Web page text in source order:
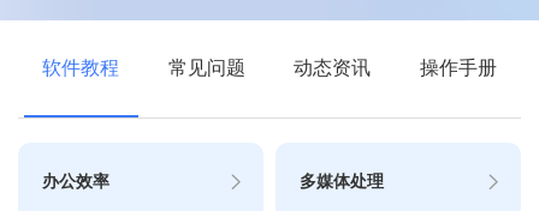
软件教程 常见问题 动态资讯 操作手册
办公效率 多媒体处理